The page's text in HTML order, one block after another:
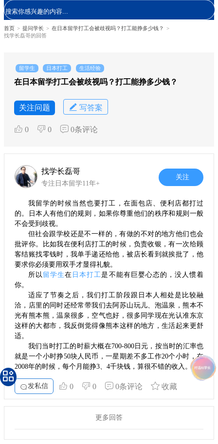
首页 > 提问学长 > 在日本留学打工会被歧视吗？打工能挣多少钱？
>
找学长磊哥的回答
留学生 日本打工 生活经验
在日本留学打工会被歧视吗？打工能挣多少钱？
关注问题 写答案
0 0 0条评论
找学长磊哥
专注日本留学11年+
关注
我留学的时候当然也要打工，在面包店、便利店都打过
的。日本人有他们的规则，如果你尊重他们的秩序和规则一般
不会受到歧视。
但社会跟学校还是不一样的，有做的不对的地方他们也会
批评你。比如我在便利店打工的时候，负责收银，有一次给顾
客结账找零钱时，我单手递还给他，被店长看到就挨批了，他
要求你必须要用双手才显得礼貌。
所以 留学生在 日本打工是不能有巨婴心态的，没人惯着
你。
适应了节奏之后，我们打工阶段跟日本人相处是比较融
洽，店里的同时还经常带我们去阿苏山玩儿、泡温泉，熊本不
光有熊本熊，温泉很多，空气也好，很多同学现在光认准东京
这样的大都市，我反倒觉得像熊本这样的地方，生活起来更舒
适。
我们当时打工的时薪大概在700-800日元，按当时的汇率也
就是一个小时挣50块人民币，一星期差不多工作20个小时，在
2008年的时候，每个月能挣3、4千块钱，算很不错的收入。
发私信 0 0 0条评论 收藏
更多回答